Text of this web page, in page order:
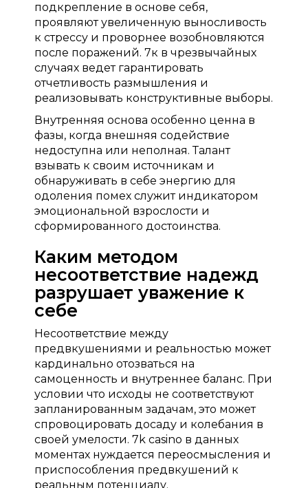
подкрепление в основе себя,
проявляют увеличенную выносливость
к стрессу и проворнее возобновляются
после поражений. 7к в чрезвычайных
случаях ведет гарантировать
отчетливость размышления и
реализовывать конструктивные выборы.
Внутренняя основа особенно ценна в
фазы, когда внешняя содействие
недоступна или неполная. Талант
взывать к своим источникам и
обнаруживать в себе энергию для
одоления помех служит индикатором
эмоциональной взрослости и
сформированного достоинства.
Каким методом
несоответствие надежд
разрушает уважение к
себе
Несоответствие между
предвкушениями и реальностью может
кардинально отозваться на
самоценность и внутреннее баланс. При
условии что исходы не соответствуют
запланированным задачам, это может
спровоцировать досаду и колебания в
своей умелости. 7k casino в данных
моментах нуждается переосмысления и
приспособления предвкушений к
реальным потенциалу.